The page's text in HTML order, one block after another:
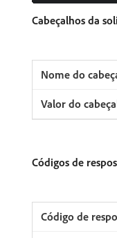
Cabeçalhos da
Códigos de